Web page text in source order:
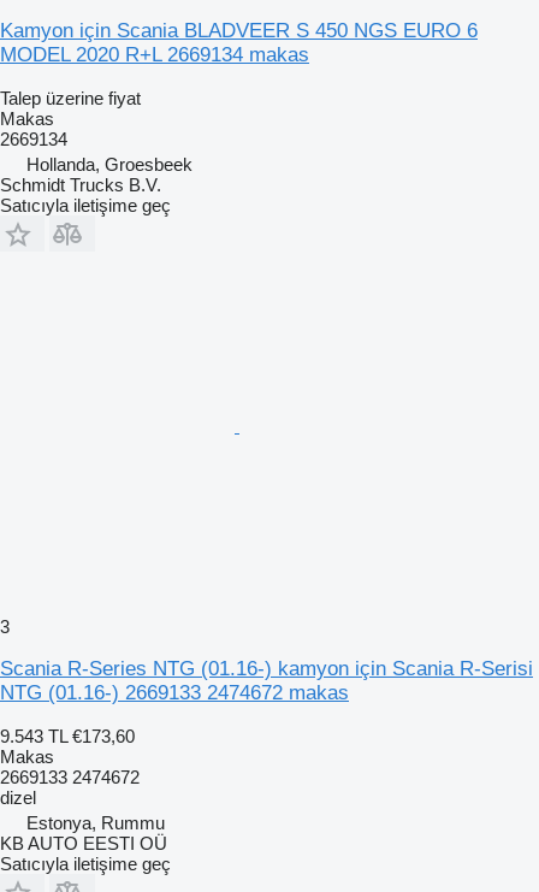
Kamyon için Scania BLADVEER S 450 NGS EURO 6
MODEL 2020 R+L 2669134 makas
Talep üzerine fiyat
Makas
2669134
Hollanda, Groesbeek
Schmidt Trucks B.V.
Satıcıyla iletişime geç
3
Scania R-Series NTG (01.16-) kamyon için Scania R-Serisi
NTG (01.16-) 2669133 2474672 makas
9.543 TL €173,60
Makas
2669133 2474672
dizel
Estonya, Rummu
KB AUTO EESTI OÜ
Satıcıyla iletişime geç